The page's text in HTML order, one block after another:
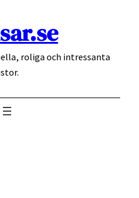
roliga och intressanta